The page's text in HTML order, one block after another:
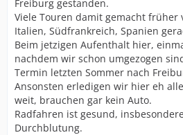
Freiburg gestanden.
Viele Touren damit gemacht früher
Italien, Südfrankreich, Spanien
Beim jetzigen Aufenthalt hier,
nachdem wir schon umgezogen
Termin letzten Sommer nach
Ansonsten erledigen wir hier eh
weit, brauchen gar kein Auto.
Radfahren ist gesund,
Durchblutung.